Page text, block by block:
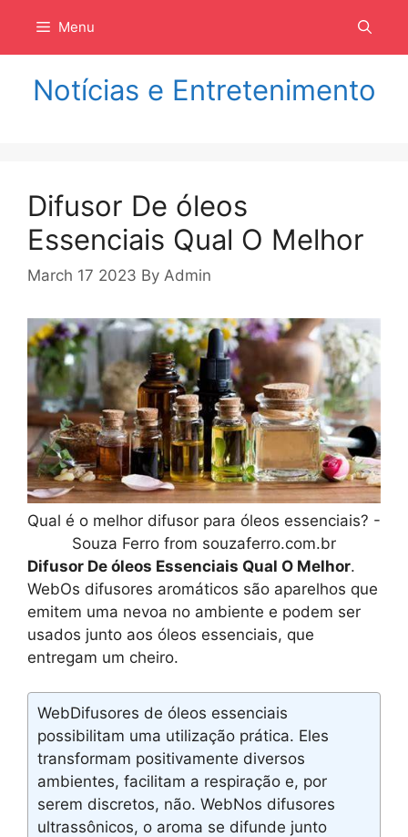
isi
Menu
Notícias e Entretenimento
Difusor De óleos
Essenciais Qual O Melhor
March 17 2023 By Admin
Qual é o melhor difusor para óleos essenciais? -
Souza Ferro from souzaferro.com.br
Difusor De óleos Essenciais Qual O Melhor.
WebOs difusores aromáticos são aparelhos que
emitem uma nevoa no ambiente e podem ser
usados junto aos óleos essenciais, que
entregam um cheiro.
WebDifusores de óleos essenciais
possibilitam uma utilização prática. Eles
transformam positivamente diversos
ambientes, facilitam a respiração e, por
serem discretos, não. WebNos difusores
ultrassônicos, o aroma se difunde junto